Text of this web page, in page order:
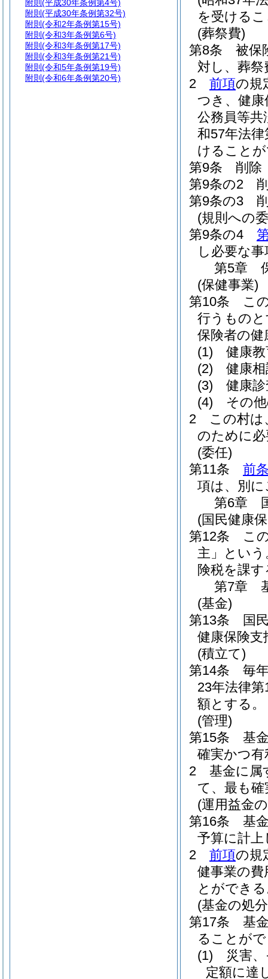
を受ける
(葬祭費)
第8条
被保
対し、葬
2
前項の規
つき、健康
公務員等共
和57年法律
けること
第9条
削除
第9条の2
第9条の3
(規則への
第9条の4
し必要な
第5章
(保健事業)
第10条
こ
行うもの
保険者の
(1)
健康
(2)
健康
(3)
健康
(4)
その
2
この村は
のために
(委任)
第11条
前
項は、別
第6章
(国民健康
第12条
こ
主」という
険税を課す
第7章
(基金)
第13条
国
健康保険支
(積立て)
第14条
毎
23年法律第
額とする。
(管理)
第15条
基
確実かつ
2
基金に属
て、最も
(運用益金
第16条
基
予算に計
2
前項の規
健事業の
とができ
(基金の処
第17条
基
ることが
(1)
災害
定額に達
附則 (平成30年条例第4号)
附則 (平成30年条例第32号)
附則 (令和2年条例第15号)
附則 (令和3年条例第6号)
附則 (令和3年条例第17号)
附則 (令和3年条例第21号)
附則 (令和5年条例第19号)
附則 (令和6年条例第20号)